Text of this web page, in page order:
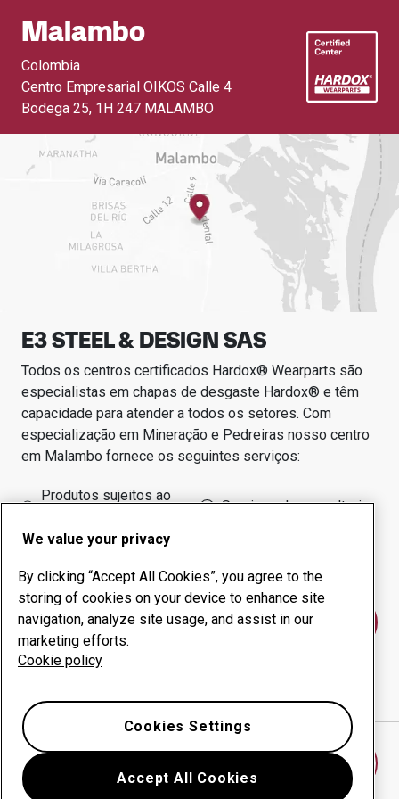
Malambo
Colombia
Centro Empresarial OIKOS Calle 4
Bodega 25, 1H 247 MALAMBO
E3 STEEL & DESIGN SAS
Todos os centros certificados Hardox® Wearparts são
especialistas em chapas de desgaste Hardox® e têm
capacidade para atender a todos os setores. Com
especialização em Mineração e Pedreiras nosso centro
em Malambo fornece os seguintes serviços:
Produtos sujeitos ao
Serviços de consultoria
Administração do tempo
de funcionamento
Fale conosco
We value your privacy
By clicking “Accept All Cookies”, you agree to the
storing of cookies on your device to enhance site
navigation, analyze site usage, and assist in our
marketing efforts.
Cookie policy
Accept All Cookies
Cookies Settings